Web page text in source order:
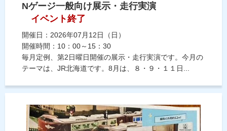
Nゲージ一般向け展示・走行実演
イベント終了
開催日：2026年07月12日（日）
開催時間：10：00～15：30
毎月定例、第2日曜日開催の展示・走行実演です。今月の
テーマは、JR北海道です。8月は、８・９・１１日...